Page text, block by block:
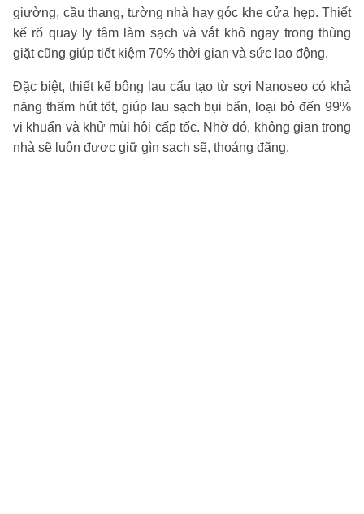
giường, cầu thang, tường nhà hay góc khe cửa hẹp. Thiết
kế rổ quay ly tâm làm sạch và vắt khô ngay trong thùng
giặt cũng giúp tiết kiệm 70% thời gian và sức lao động.
Đặc biệt, thiết kế bông lau cấu tạo từ sợi Nanoseo có khả
năng thấm hút tốt, giúp lau sạch bụi bẩn, loại bỏ đến 99%
vi khuẩn và khử mùi hôi cấp tốc. Nhờ đó, không gian trong
nhà sẽ luôn được giữ gìn sạch sẽ, thoáng đãng.